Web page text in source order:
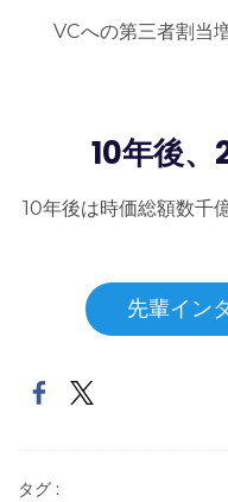
VCへの第三者割当
10年後、
10年後は時価総額数千
先輩イン
タグ :